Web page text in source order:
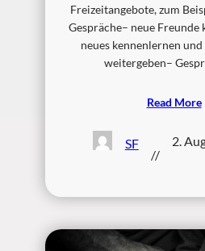
Freizeitangebote, zum
Gespräche– neue Freunde
neues kennenlernen
weitergeben–
Read More
SF
//
2.